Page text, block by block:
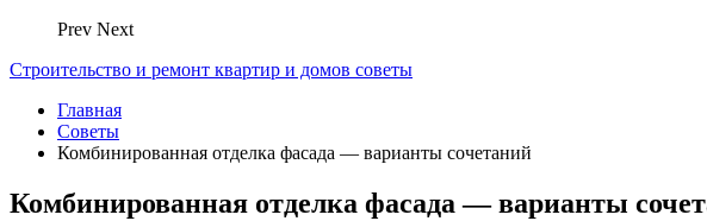
Prev Next
Строительство и ремонт квартир и домов советы
Главная
Советы
Комбинированная отделка фасада — варианты сочетаний
Комбинированная отделка фасада — варианты